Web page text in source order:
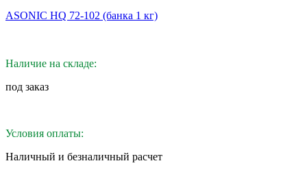
ASONIC HQ 72-102 (банка 1 кг)
Наличие на складе:
под заказ
Условия оплаты:
Наличный и безналичный расчет